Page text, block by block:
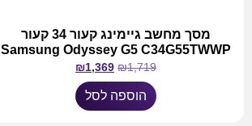
מסך מחשב גיימינג קעור 34 קעור
Samsung Odyssey G5 C34G55TWWP
₪1,719
₪1,369
הוספה לסל